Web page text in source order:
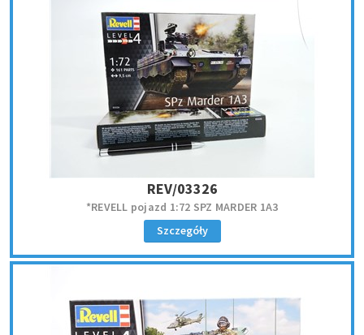
REV/03326
*REVELL pojazd 1:72 SPZ MARDER 1A3
Szczegóły